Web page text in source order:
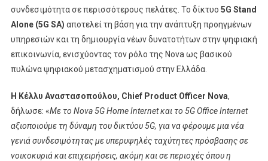
συνδεσιμότητα σε περισσότερους πελάτες. Το δίκτυο 5G Stand
Alone (5G SA) αποτελεί τη βάση για την ανάπτυξη προηγμένων
υπηρεσιών και τη δημιουργία νέων δυνατοτήτων στην ψηφιακή
επικοινωνία, ενισχύοντας τον ρόλο της Nova ως βασικού
πυλώνα ψηφιακού μετασχηματισμού στην Ελλάδα.
Η Κέλλυ Αναστασοπούλου, Chief Product Officer Nova,
δήλωσε: «Με το Nova 5G Home Internet και το 5G Office Internet
αξιοποιούμε τη δύναμη του δικτύου 5G, για να φέρουμε μια νέα
γενιά συνδεσιμότητας με υπερυψηλές ταχύτητες πρόσβασης σε
νοικοκυριά και επιχειρήσεις, ακόμη και σε περιοχές όπου η